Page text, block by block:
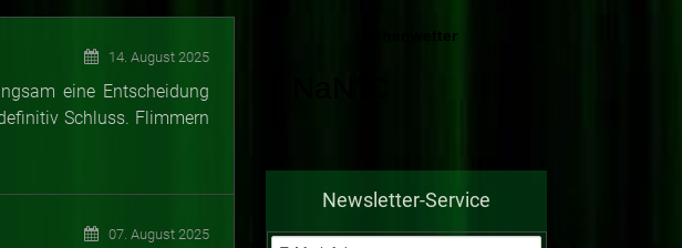
14. August 2025
eine Entscheidung
Schluss. Flimmern
07. August 2025
Newsletter-Service